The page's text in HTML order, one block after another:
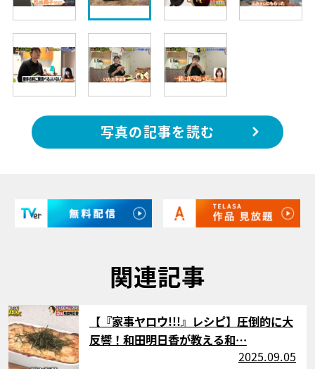
写真の記事を読む
関連記事
サムネイル
【『家事ヤロウ!!!』レシピ】圧倒的に大
反響！和田明日香が教える和…
2025.09.05